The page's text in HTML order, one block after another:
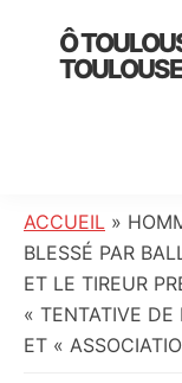
primary
Ô
TOULOUSE
:
info
locale,
société,
culture,
ACCUEIL »
BLESSÉ PAR
ET LE TIREUR
« TENTATIVE DE
ET «